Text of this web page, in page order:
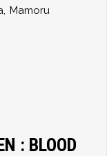
,Mamoru
: BLOOD